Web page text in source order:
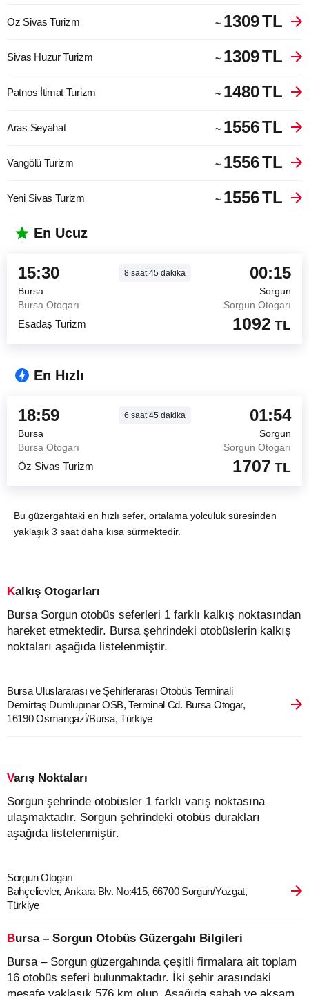
Öz Sivas Turizm ~ 1309TL
Sivas Huzur Turizm ~ 1309TL
Patnos İtimat Turizm ~ 1480TL
Aras Seyahat ~ 1556TL
Vangölü Turizm ~ 1556TL
Yeni Sivas Turizm ~ 1556TL
En Ucuz
15:30 8saat45dakika 00:15
Bursa
Sorgun
Bursa Otogarı
Sorgun Otogarı
Esadaş Turizm 1092 TL
En Hızlı
18:59 6 saat45dakika 01:54
Bursa
Sorgun
Bursa Otogarı
Sorgun Otogarı
Öz Sivas Turizm 1707 TL
Bu güzergahtaki en hızlı sefer, ortalama yolculuk süresinden
yaklaşık 3 saat daha kısa sürmektedir.
Kalkış Otogarları
Bursa Sorgun otobüs seferleri 1 farklı kalkış noktasından
hareket etmektedir. Bursa şehrindeki otobüslerin kalkış
noktaları aşağıda listelenmiştir.
Bursa Uluslararası ve Şehirlerarası Otobüs Terminali
Demirtaş Dumlupınar OSB, Terminal Cd. Bursa Otogar,
16190 Osmangazi̇/Bursa, Türkiye
Varış Noktaları
Sorgun şehrinde otobüsler 1 farklı varış noktasına
ulaşmaktadır. Sorgun şehrindeki otobüs durakları
aşağıda listelenmiştir.
Sorgun Otogarı
Bahçelievler, Ankara Blv. No:415, 66700 Sorgun/Yozgat,
Türkiye
Bursa – Sorgun Otobüs Güzergahı Bilgileri
Bursa – Sorgun güzergahında çeşitli firmalara ait toplam
16 otobüs seferi bulunmaktadır. İki şehir arasındaki